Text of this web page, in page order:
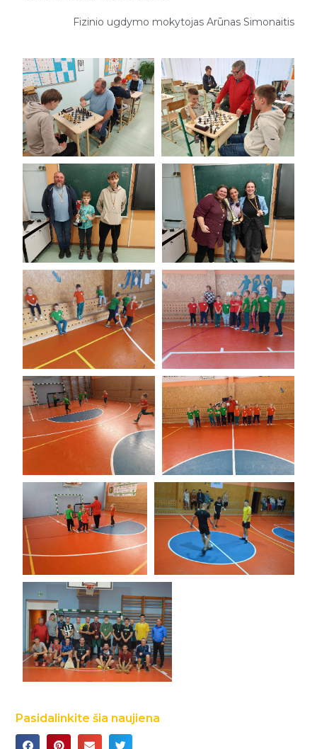
Fizinio ugdymo mokytojas Arūnas Simonaitis
Pasidalinkite šia naujiena